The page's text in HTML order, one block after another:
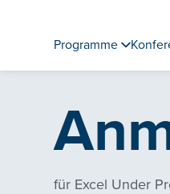
Programme
für Excel Under